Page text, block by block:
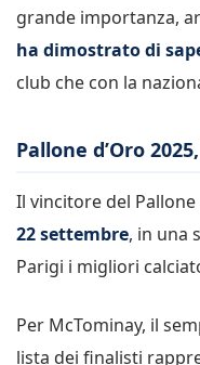
grande importanza,
ha dimostrato di
club che con la
Pallone d’Oro
Il vincitore del Pallone
22 settembre, in una
Parigi i migliori
Per McTominay, il
lista dei finalisti